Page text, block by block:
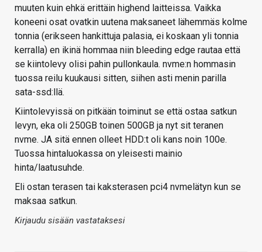
muuten kuin ehkä erittäin highend laitteissa. Vaikka
koneeni osat ovatkin uutena maksaneet lähemmäs kolme
tonnia (erikseen hankittuja palasia, ei koskaan yli tonnia
kerralla) en ikinä hommaa niin bleeding edge rautaa että
se kiintolevy olisi pahin pullonkaula. nvme:n hommasin
tuossa reilu kuukausi sitten, siihen asti menin parilla
sata-ssd:llä.
Kiintolevyissä on pitkään toiminut se että ostaa satkun
levyn, eka oli 250GB toinen 500GB ja nyt sit teranen
nvme. JA sitä ennen olleet HDD:t oli kans noin 100e.
Tuossa hintaluokassa on yleisesti mainio
hinta/laatusuhde.
Eli ostan terasen tai kaksterasen pci4 nvmelätyn kun se
maksaa satkun.
Kirjaudu sisään vastataksesi